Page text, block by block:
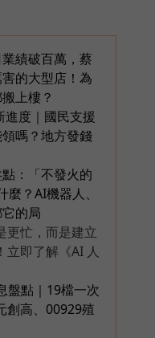
績破百萬，蔡
的大型店！為
上樓？
進度｜國民支援
嗎？地方發錢
：「不發火的
麼？AI機器人、
的局
更忙，而是建立
立即了解《AI 人
盤點｜19檔一次
創高、00929殖